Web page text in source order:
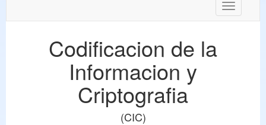
Desplegar
Codificacion de la
Informacion y
Criptografia
(CIC)